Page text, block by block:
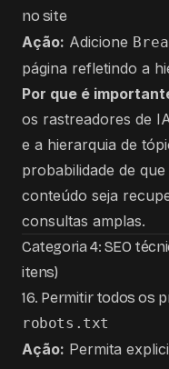
no site
Ação: Adicione
página refletindo a
Por que é
os rastreadores de
e a hierarquia de
probabilidade de
conteúdo seja
consultas amplas.
Categoria 4: SEO
itens)
16. Permitir todos os
robots.txt
Ação: Permita